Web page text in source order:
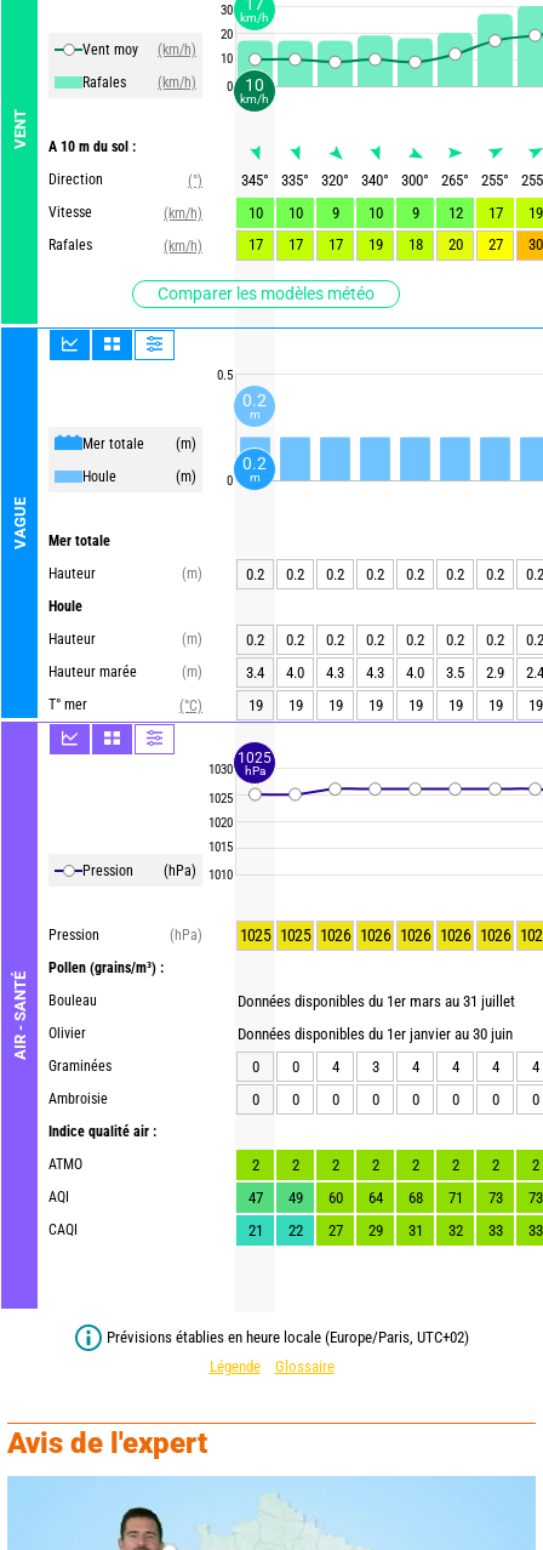
VENT
Vent moy
(km/h)
Rafales
(km/h)
A 10 m du sol :
Direction
(°)
Vitesse
(km/h)
Rafales
(km/h)
Comparer les modèles météo
VAGUE
Mer totale
(m)
Houle
(m)
Mer totale
Hauteur
(m)
Houle
Hauteur
(m)
Hauteur marée
(m)
T° mer
(°C)
AIR - SANTÉ
Pression (hPa)
Pression
(hPa)
Pollen (grains/m³) :
Bouleau
Olivier
Graminées
Ambroisie
Indice qualité air :
ATMO
AQI
CAQI
30
20
10
0
0.5
0
1030
1025
1020
1015
1010
345° 335° 320° 340° 300° 265° 255°
255
10
10 9 10 9 12 17
19
17
17 17 19 18 20 27 30
0.2 0.2 0.2 0.2 0.2 0.2 0.2 0.2
0.2 0.2 0.2 0.2 0.2 0.2 0.2
0.2
3.4
4.0 4.3 4.3 4.0 3.5 2.9
2.4
19
19 19 19 19 19 19 19
1025 1025 1026 1026 1026 1026 1026
Données disponibles du 1er mars au 31 juillet
Données disponibles du 1er janvier au 30 juin
0
0 4 3 4 4 4
4
0
0 0 0 0 0 0 0
2 2 2 2 2 2 2
2
47
49 60 64 68 71 73
73
21
22 27 29 31 32 33 33
Prévisions établies en heure locale (Europe/Paris, UTC+02)
Légende
Glossaire
Avis de l'expert
10
km/h
km/h
0.2
m
0.2
m
1025
hPa